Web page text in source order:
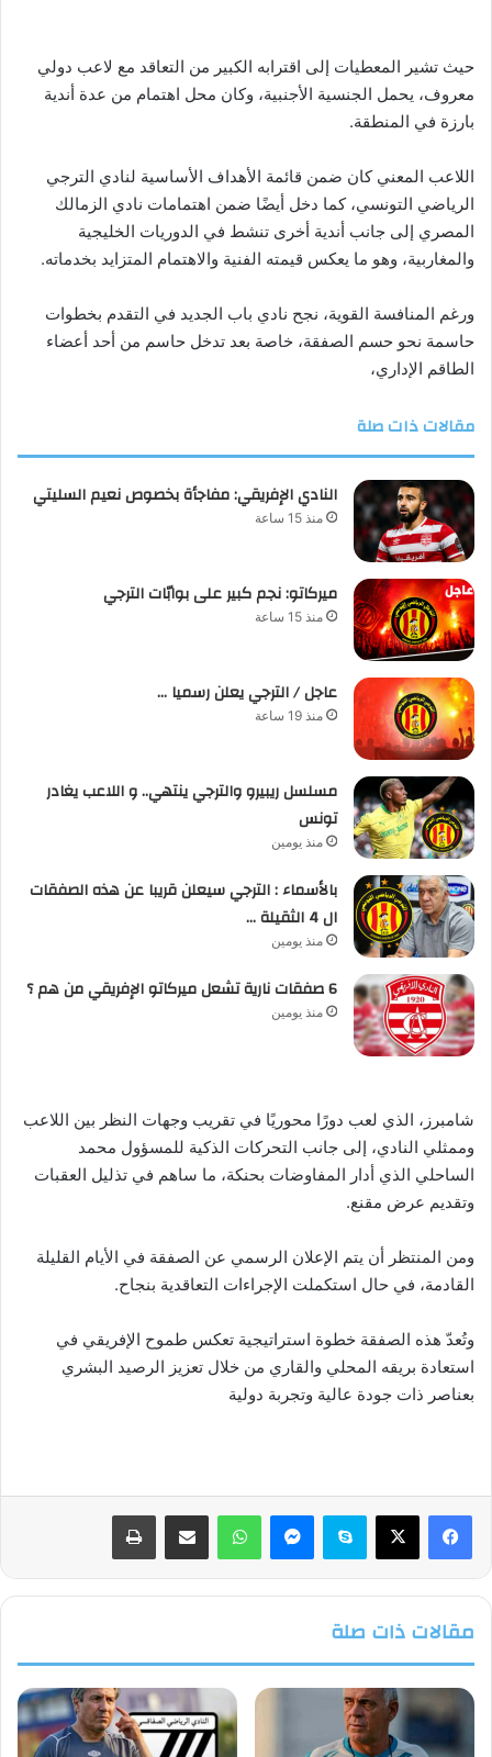
حيث تشير المعطيات إلى اقترابه الكبير من التعاقد مع لاعب دولي
معروف، يحمل الجنسية الأجنبية، وكان محل اهتمام من عدة أندية
بارزة في المنطقة.
اللاعب المعني كان ضمن قائمة الأهداف الأساسية لنادي الترجي
الرياضي التونسي، كما دخل أيضًا ضمن اهتمامات نادي الزمالك
المصري إلى جانب أندية أخرى تنشط في الدوريات الخليجية
والمغاربية، وهو ما يعكس قيمته الفنية والاهتمام المتزايد بخدماته.
ورغم المنافسة القوية، نجح نادي باب الجديد في التقدم بخطوات
حاسمة نحو حسم الصفقة، خاصة بعد تدخل حاسم من أحد أعضاء
الطاقم الإداري،
مقالات ذات صلة
النادي الإفريقي: مفاجأة بخصوص نعيم السليتي
منذ 15 ساعة
ميركاتو: نجم كبير على بوابّات الترجي
منذ 15 ساعة
عاجل / الترجي يعلن رسميا …
منذ 19 ساعة
مسلسل ريبيرو والترجي ينتهي.. و اللاعب يغادر
تونس
منذ يومين
بالأسماء : الترجي سيعلن قريبا عن هذه الصفقات
ال 4 الثقيلة …
منذ يومين
6 صفقات نارية تشعل ميركاتو الإفريقي من هم ؟
منذ يومين
شامبرز، الذي لعب دورًا محوريًا في تقريب وجهات النظر بين اللاعب
وممثلي النادي، إلى جانب التحركات الذكية للمسؤول محمد
الساحلي الذي أدار المفاوضات بحنكة، ما ساهم في تذليل العقبات
وتقديم عرض مقنع.
ومن المنتظر أن يتم الإعلان الرسمي عن الصفقة في الأيام القليلة
القادمة، في حال استكملت الإجراءات التعاقدية بنجاح.
وتُعدّ هذه الصفقة خطوة استراتيجية تعكس طموح الإفريقي في
استعادة بريقه المحلي والقاري من خلال تعزيز الرصيد البشري
بعناصر ذات جودة عالية وتجربة دولية
فيسبوك سكايب واتساب
مقالات ذات صلة